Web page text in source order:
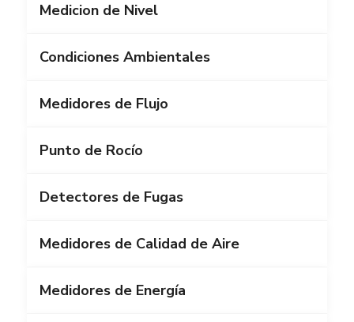
Medicion de Nivel
Condiciones Ambientales
Medidores de Flujo
Punto de Rocío
Detectores de Fugas
Medidores de Calidad de Aire
Medidores de Energía